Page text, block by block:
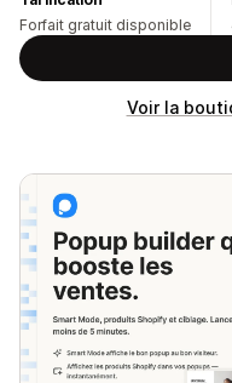
Forfait gratuit disponible
Voir la